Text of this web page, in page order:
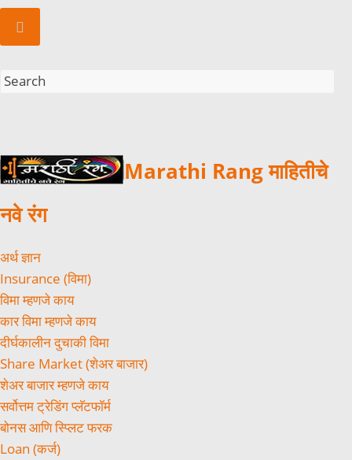
Marathi Rang माहितीचे
नवे रंग
अर्थ ज्ञान
Insurance (विमा)
विमा म्हणजे काय
कार विमा म्हणजे काय
दीर्घकालीन दुचाकी विमा
Share Market (शेअर बाजार)
शेअर बाजार म्हणजे काय
सर्वोत्तम ट्रेडिंग प्लॅटफॉर्म
बोनस आणि स्प्लिट फरक
Loan (कर्ज)